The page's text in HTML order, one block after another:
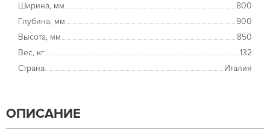
Ширина, мм
800
Глубина, мм
900
Высота, мм
850
Вес, кг
132
Страна
Италия
ОПИСАНИЕ